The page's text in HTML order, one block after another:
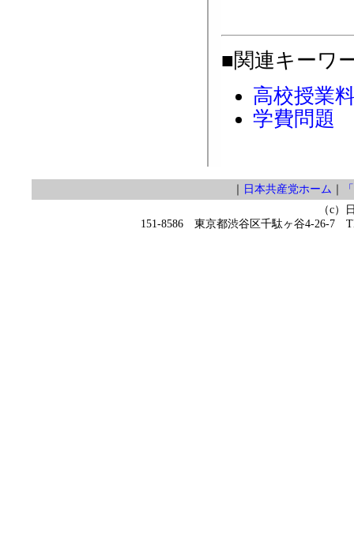
■関連キーワ
高校授業
学費問題
｜ 日本共産党ホーム ｜
（c）
151-8586 東京都渋谷区千駄ヶ谷4-26-7